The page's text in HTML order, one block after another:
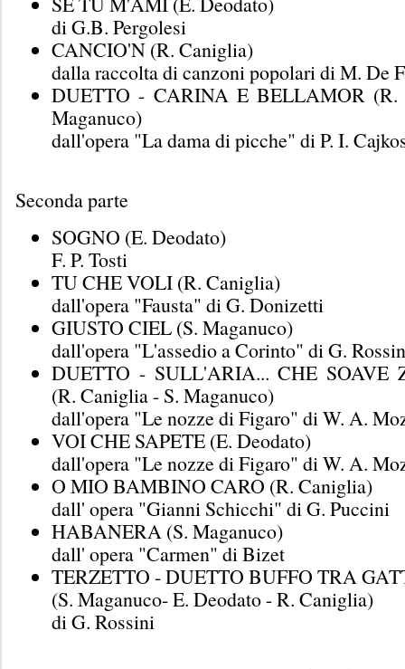
di G.B. Pergolesi
CANCIO'N (R. Caniglia)
dalla raccolta di canzoni popolari di M. De
DUETTO - CARINA E BELLAMOR (R.
Maganuco)
dall'opera "La dama di picche" di P. I.
Seconda parte
SOGNO (E. Deodato)
F. P. Tosti
TU CHE VOLI (R. Caniglia)
dall'opera "Fausta" di G. Donizetti
GIUSTO CIEL (S. Maganuco)
dall'opera "L'assedio a Corinto" di G.
DUETTO - SULL'ARIA... CHE SOAVE
(R. Caniglia - S. Maganuco)
dall'opera "Le nozze di Figaro" di W. A.
VOI CHE SAPETE (E. Deodato)
dall'opera "Le nozze di Figaro" di W. A.
O MIO BAMBINO CARO (R. Caniglia)
dall' opera "Gianni Schicchi" di G. Puccini
HABANERA (S. Maganuco)
dall' opera "Carmen" di Bizet
TERZETTO - DUETTO BUFFO TRA
(S. Maganuco- E. Deodato - R. Caniglia)
di G. Rossini